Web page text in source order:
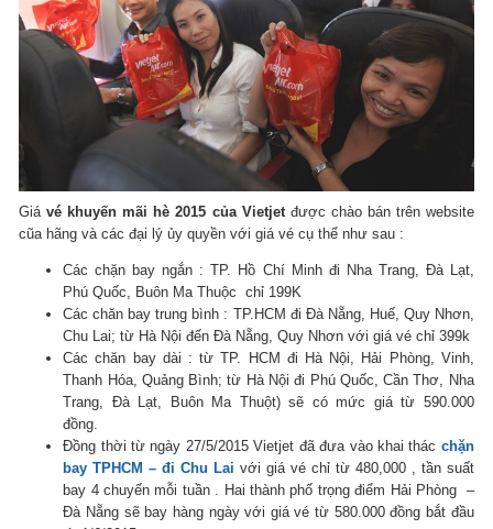
Giávé khuyến mãi hè 2015 của Vietjetđược chào bán trên website
cũa hãng và các đại lý ủy quyền với giá vé cụ thể như sau :
Các chặn bay ngắn : TP. Hồ Chí Minh đi Nha Trang, Đà Lạt,
Phú Quốc, Buôn Ma Thuộc chỉ 199K
Các chăn bay trung bình : TP.HCM đi Đà Nẵng, Huế, Quy Nhơn,
Chu Lai; từ Hà Nội đến Đà Nẵng, Quy Nhơn với giá vé chỉ 399k
Các chăn bay dài : từ TP. HCM đi Hà Nội, Hải Phòng, Vinh,
Thanh Hóa, Quảng Bình; từ Hà Nội đi Phú Quốc, Cần Thơ, Nha
Trang, Đà Lạt, Buôn Ma Thuột) sẽ có mức giá từ 590.000
đồng.
Đồng thời từ ngày 27/5/2015 Vietjet đã đưa vào khai thác chặn
bay TPHCM – đi Chu Lai với giá vé chỉ từ 480,000 , tần suất
bay 4 chuyến mỗi tuần . Hai thành phố trọng điểm Hải Phòng –
Đà Nẵng sẽ bay hàng ngày với giá vé từ 580.000 đồng bắt đầu